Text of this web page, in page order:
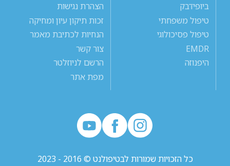
ביופידבק
טיפול משפחתי
טיפול פסיכולוגי
EMDR
היפנוזה
הצהרת נגישות
זכות תיקון עיון ומחיקה
הנחיות לכתיבת מאמר
צור קשר
הרשם לניוזלטר
מפת אתר
כל הזכויות שמורות לבטיפולנט © 2016 - 2023